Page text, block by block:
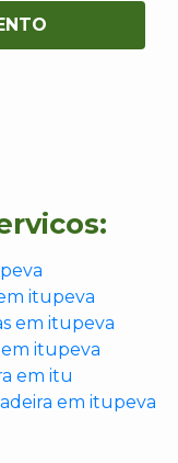
itupeva
em itupeva
itupeva
em itu
em itupeva